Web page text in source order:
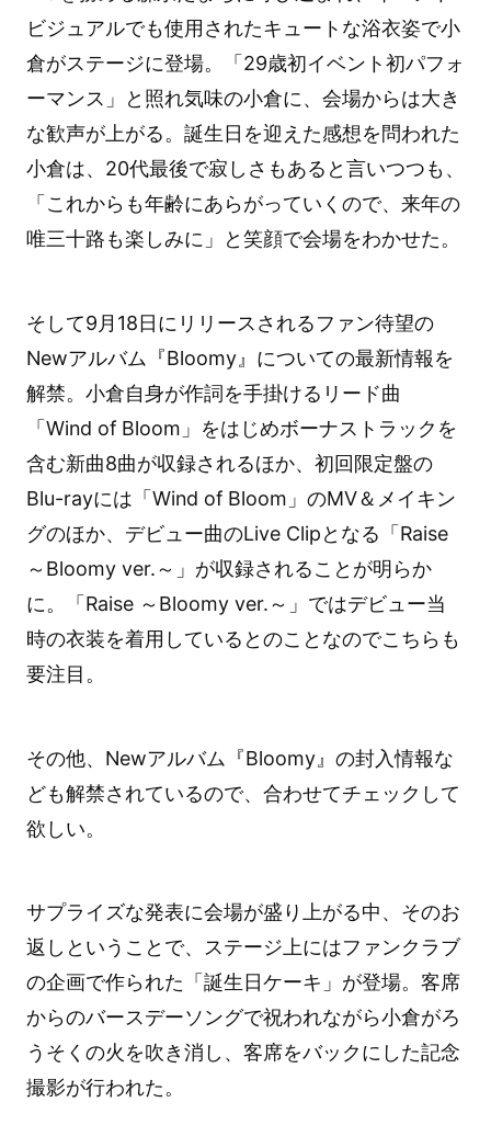
ビジュアルでも使用されたキュートな浴衣姿で小
倉がステージに登場。「29歳初イベント初パフォ
ーマンス」と照れ気味の小倉に、会場からは大き
な歓声が上がる。誕生日を迎えた感想を問われた
小倉は、20代最後で寂しさもあると言いつつも、
「これからも年齢にあらがっていくので、来年の
唯三十路も楽しみに」と笑顔で会場をわかせた。
そして9月18日にリリースされるファン待望の
Newアルバム『Bloomy』についての最新情報を
解禁。小倉自身が作詞を手掛けるリード曲
「Wind of Bloom」をはじめボーナストラックを
含む新曲8曲が収録されるほか、初回限定盤の
Blu-rayには「Wind of Bloom」のMV＆メイキン
グのほか、デビュー曲のLive Clipとなる「Raise
～Bloomy ver.～」が収録されることが明らか
に。「Raise ～Bloomy ver.～」ではデビュー当
時の衣装を着用しているとのことなのでこちらも
要注目。
その他、Newアルバム『Bloomy』の封入情報な
ども解禁されているので、合わせてチェックして
欲しい。
サプライズな発表に会場が盛り上がる中、そのお
返しということで、ステージ上にはファンクラブ
の企画で作られた「誕生日ケーキ」が登場。客席
からのバースデーソングで祝われながら小倉がろ
うそくの火を吹き消し、客席をバックにした記念
撮影が行われた。